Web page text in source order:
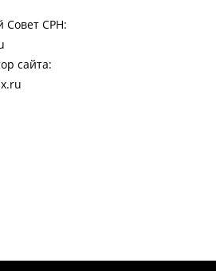
Совет СРН:
сайта: